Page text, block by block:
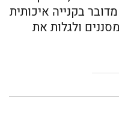
בקנייה איכותית
ולגלות את